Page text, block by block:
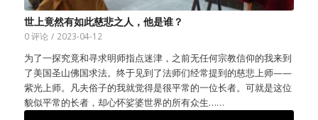
世上竟然有如此慈悲之人，他是谁？
0 评论 / 2023-04-12
为了一探究竟和寻求明师指点迷津，之前无任何宗教信仰的我来到
了美国圣山佛国求法。终于见到了法师们经常提到的慈悲上师——
紫光上师。凡夫俗子的我就觉得是很平常的一位长者。可就是这位
貌似平常的长者，却心怀娑婆世界的所有众生……